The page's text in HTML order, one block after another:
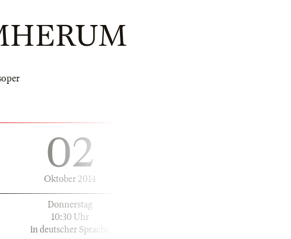
02
Oktober 2014
Donnerstag
10:30 Uhr
in deutscher Sprache